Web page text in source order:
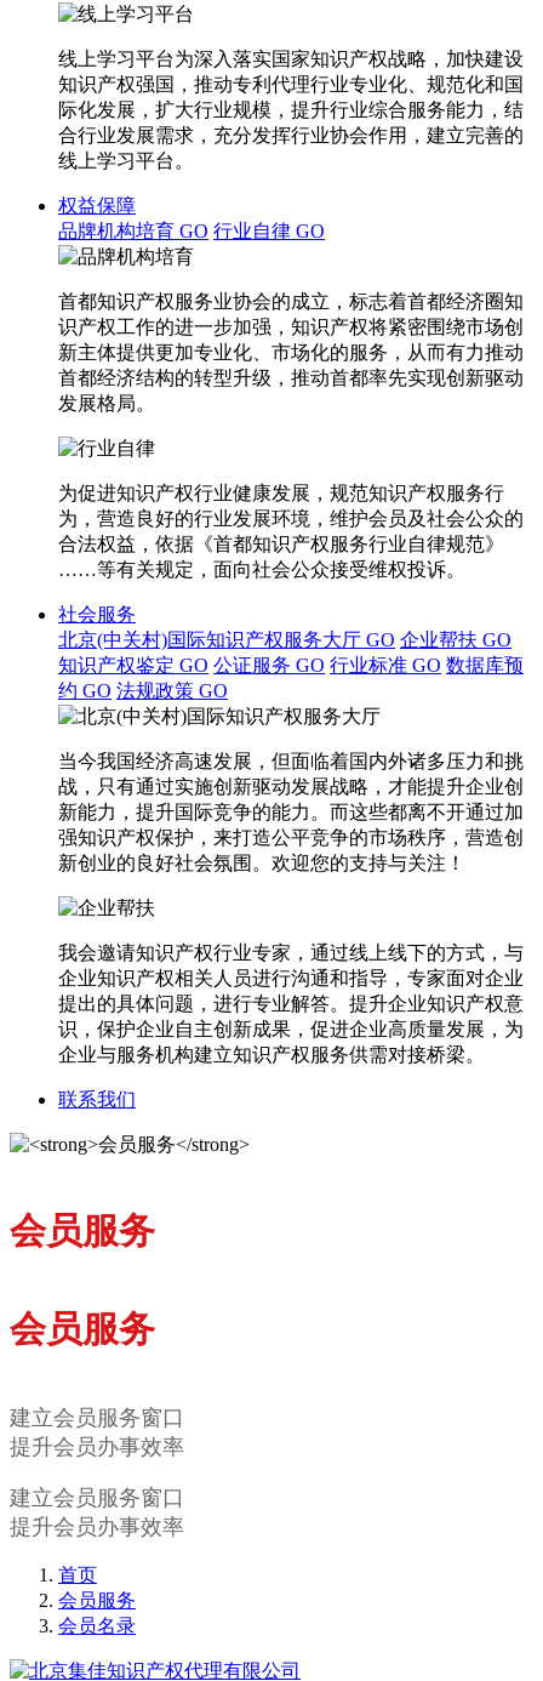
线上学习平台为深入落实国家知识产权战略，加快建设
知识产权强国，推动专利代理行业专业化、规范化和国
际化发展，扩大行业规模，提升行业综合服务能力，结
合行业发展需求，充分发挥行业协会作用，建立完善的
线上学习平台。
权益保障
品牌机构培育 GO 行业自律 GO
首都知识产权服务业协会的成立，标志着首都经济圈知
识产权工作的进一步加强，知识产权将紧密围绕市场创
新主体提供更加专业化、市场化的服务，从而有力推动
首都经济结构的转型升级，推动首都率先实现创新驱动
发展格局。
为促进知识产权行业健康发展，规范知识产权服务行
为，营造良好的行业发展环境，维护会员及社会公众的
合法权益，依据《首都知识产权服务行业自律规范》
……等有关规定，面向社会公众接受维权投诉。
社会服务
北京(中关村)国际知识产权服务大厅 GO 企业帮扶 GO
知识产权鉴定 GO 公证服务 GO 行业标准 GO 数据库预
约 GO 法规政策 GO
当今我国经济高速发展，但面临着国内外诸多压力和挑
战，只有通过实施创新驱动发展战略，才能提升企业创
新能力，提升国际竞争的能力。而这些都离不开通过加
强知识产权保护，来打造公平竞争的市场秩序，营造创
新创业的良好社会氛围。欢迎您的支持与关注！
我会邀请知识产权行业专家，通过线上线下的方式，与
企业知识产权相关人员进行沟通和指导，专家面对企业
提出的具体问题，进行专业解答。提升企业知识产权意
识，保护企业自主创新成果，促进企业高质量发展，为
企业与服务机构建立知识产权服务供需对接桥梁。
联系我们
会员服务
会员服务
建立会员服务窗口
提升会员办事效率
建立会员服务窗口
提升会员办事效率
首页
会员服务
会员名录